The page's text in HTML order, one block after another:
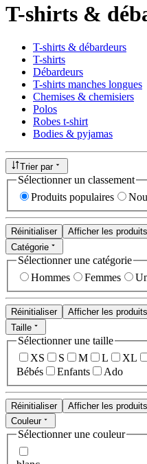
T-shirts &
T-shirts & débardeurs
T-shirts
Débardeurs
T-shirts manches longues
Chemises & chemisiers
Polos
Robes t-shirt
Bodies & pyjamas
Trier par
Sélectionner un classement
Produits populaires
Réinitialiser
Afficher les produits
Catégorie
Sélectionner une catégorie
Hommes
Femmes
Réinitialiser
Afficher les produits
Taille
Sélectionner une taille
XS
S M L XL
Bébés
Enfants Ado
Réinitialiser
Afficher les produits
Couleur
Sélectionner une couleur